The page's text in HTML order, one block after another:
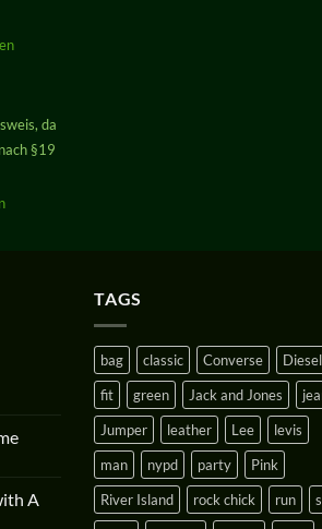
da
§19
A
TAGS
bag classic Converse
Diesel
fit
green Jack and Jones
Jumper
leather Lee
levis
man
nypd party
Pink
River Island
rock chick run